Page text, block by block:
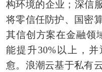
构环境的企业；深信
将零信任防护、国密
其信创方案在金融领
能提升30%以上，
愈。浪潮云基于私有